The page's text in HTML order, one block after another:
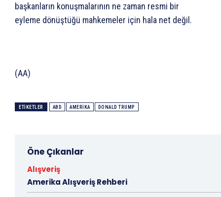
başkanların konuşmalarının ne zaman resmi bir
eyleme dönüştüğü mahkemeler için hala net değil.
(AA)
ETIKETLER ABD AMERIKA DONALD TRUMP
Öne Çıkanlar
Alışveriş
Amerika Alışveriş Rehberi